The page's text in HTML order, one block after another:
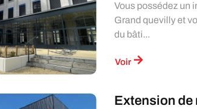
Vous possédez un
Grand quevilly et
du bâti...
Voir
Extension de